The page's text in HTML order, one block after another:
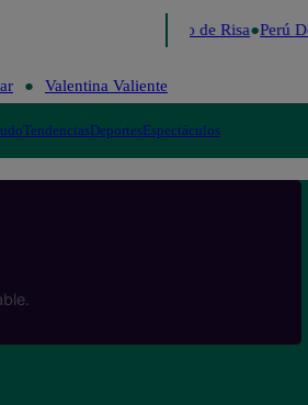
Me Caigo de Risa Perú
Valentina Valiente
TendenciasDeportesEspectáculos